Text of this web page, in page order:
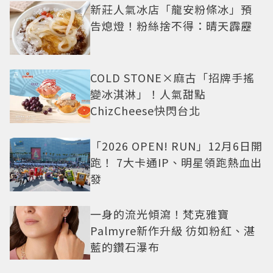
新莊人氣冰店「龍安粉條冰」預
告熄燈！粉絲捨不得：晴天霹靂
COLD STONE×麻古「招牌手搖
變冰淇淋」！人氣甜點
ChizCheese快閃台北
「2026 OPEN! RUN」12月6日開
跑！ 7大卡通IP、明星領跑熱血出
發
一身的流光傾瀉！梵克雅寶
Palmyre新作升級 彷如粉紅、湛
藍的鑽石瀑布